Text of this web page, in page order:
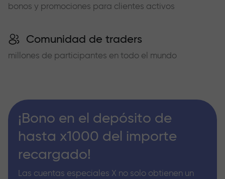
bonos y promociones para clientes activos
Comunidad de traders
millones de participantes en todo el mundo
¡Bono en el depósito de
hasta x1000 del importe
recargado!
Las cuentas especiales X no solo obtienen un